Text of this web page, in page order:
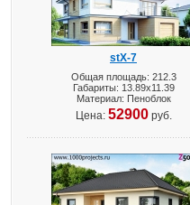
stX-7
Общая площадь: 212.3
Габариты: 13.89х11.39
Материал: Пеноблок
Цена: 52900руб.